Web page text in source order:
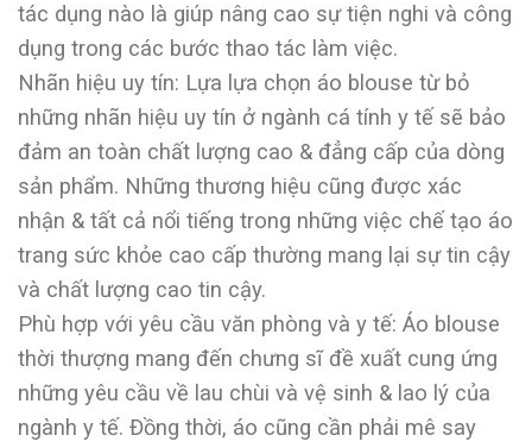
tác dụng nào là giúp nâng cao sự tiện nghi và công
dụng trong các bước thao tác làm việc.
Nhãn hiệu uy tín: Lựa lựa chọn áo blouse từ bỏ
những nhãn hiệu uy tín ở ngành cá tính y tế sẽ bảo
đảm an toàn chất lượng cao & đẳng cấp của dòng
sản phẩm. Những thương hiệu cũng được xác
nhận & tất cả nổi tiếng trong những việc chế tạo áo
trang sức khỏe cao cấp thường mang lại sự tin cậy
và chất lượng cao tin cậy.
Phù hợp với yêu cầu văn phòng và y tế: Áo blouse
thời thượng mang đến chưng sĩ đề xuất cung ứng
những yêu cầu về lau chùi và vệ sinh & lao lý của
ngành y tế. Đồng thời, áo cũng cần phải mê say